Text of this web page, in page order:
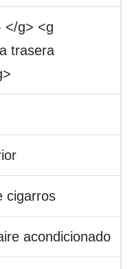
</g> <g
trasera
cigarros
acondicionado